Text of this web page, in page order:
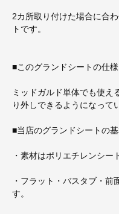
2カ所取り付けた場合に合
トです。
■このグランドシートの仕
ミッドガルド単体でも使え
り外しできるようになって
■当店のグランドシートの
・素材はポリエチレンシー
・フラット・バスタブ・前
す。